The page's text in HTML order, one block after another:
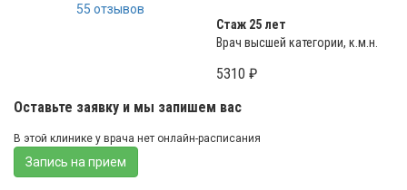
55 отзывов
Стаж 25 лет
Врач высшей категории, к.м.н.
5310 ₽
Оставьте заявку и мы запишем вас
В этой клинике у врача нет онлайн-расписания
Запись на прием